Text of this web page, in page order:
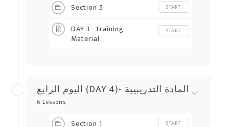
Section 5 START
DAY 3- Training
Material
START
اليوم الرابع (DAY 4)- المادة التدريبيبة
6 Lessons
Section 1 START